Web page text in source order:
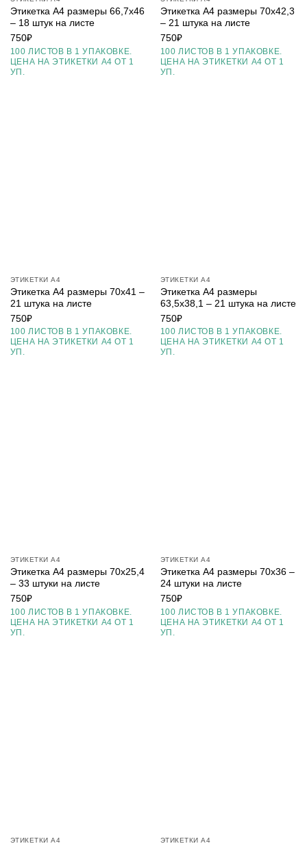
Этикетка А4 размеры 66,7х46
– 18 штук на листе
750₽
100 ЛИСТОВ В 1 УПАКОВКЕ.
ЦЕНА НА ЭТИКЕТКИ А4 ОТ 1
УП.
Этикетка А4 размеры 70х42,3
– 21 штука на листе
750₽
100 ЛИСТОВ В 1 УПАКОВКЕ.
ЦЕНА НА ЭТИКЕТКИ А4 ОТ 1
УП.
ЭТИКЕТКИ А4
Этикетка А4 размеры 70х41 –
21 штука на листе
750₽
100 ЛИСТОВ В 1 УПАКОВКЕ.
ЦЕНА НА ЭТИКЕТКИ А4 ОТ 1
УП.
ЭТИКЕТКИ А4
Этикетка А4 размеры
63,5х38,1 – 21 штука на листе
750₽
100 ЛИСТОВ В 1 УПАКОВКЕ.
ЦЕНА НА ЭТИКЕТКИ А4 ОТ 1
УП.
ЭТИКЕТКИ А4
Этикетка А4 размеры 70х25,4
– 33 штуки на листе
750₽
100 ЛИСТОВ В 1 УПАКОВКЕ.
ЦЕНА НА ЭТИКЕТКИ А4 ОТ 1
УП.
ЭТИКЕТКИ А4
Этикетка А4 размеры 70х36 –
24 штуки на листе
750₽
100 ЛИСТОВ В 1 УПАКОВКЕ.
ЦЕНА НА ЭТИКЕТКИ А4 ОТ 1
УП.
ЭТИКЕТКИ А4 ЭТИКЕТКИ А4